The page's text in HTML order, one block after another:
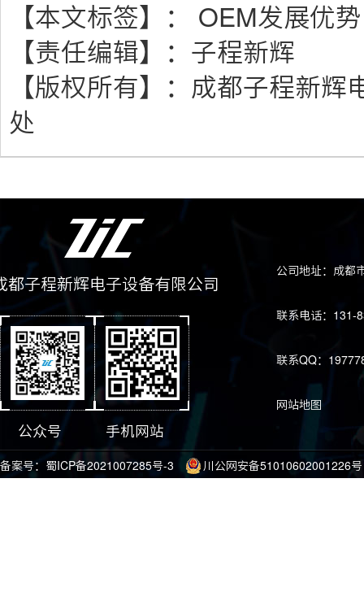
【本文标签】：
OEM发展优
【责任编辑】： 子程新辉
【版权所有】： 成都子程新辉
处
都子程新辉电子设备有限公司
公众号 手机网站
公司地址：成都
联系电话：131-
联系QQ：
网站地图
备案号： 蜀ICP备2021007285号-3 川公网安备51010602001226号